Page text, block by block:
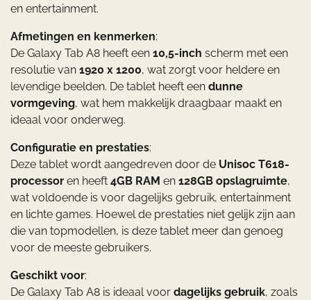
en entertainment.
Afmetingen en kenmerken:
De Galaxy Tab A8 heeft een 10,5-inch scherm met een
resolutie van 1920 x 1200, wat zorgt voor heldere en
levendige beelden. De tablet heeft een dunne
vormgeving, wat hem makkelijk draagbaar maakt en
ideaal voor onderweg.
Configuratie en prestaties:
Deze tablet wordt aangedreven door de Unisoc T618-
processor en heeft 4GB RAM en 128GB opslagruimte,
wat voldoende is voor dagelijks gebruik, entertainment
en lichte games. Hoewel de prestaties niet gelijk zijn aan
die van topmodellen, is deze tablet meer dan genoeg
voor de meeste gebruikers.
Geschikt voor:
De Galaxy Tab A8 is ideaal voor dagelijks gebruik, zoals